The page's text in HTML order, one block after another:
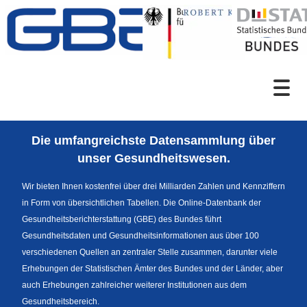
Zum Inhalt
Sprachumschaltung
Die umfangreichste Datensammlung über
unser Gesundheitswesen.
Wir bieten Ihnen kostenfrei über drei Milliarden Zahlen und Kennziffern
in Form von übersichtlichen Tabellen. Die Online-Datenbank der
Gesundheitsberichterstattung (GBE) des Bundes führt
Gesundheitsdaten und Gesundheitsinformationen aus über 100
verschiedenen Quellen an zentraler Stelle zusammen, darunter viele
Erhebungen der Statistischen Ämter des Bundes und der Länder, aber
auch Erhebungen zahlreicher weiterer Institutionen aus dem
Gesundheitsbereich.